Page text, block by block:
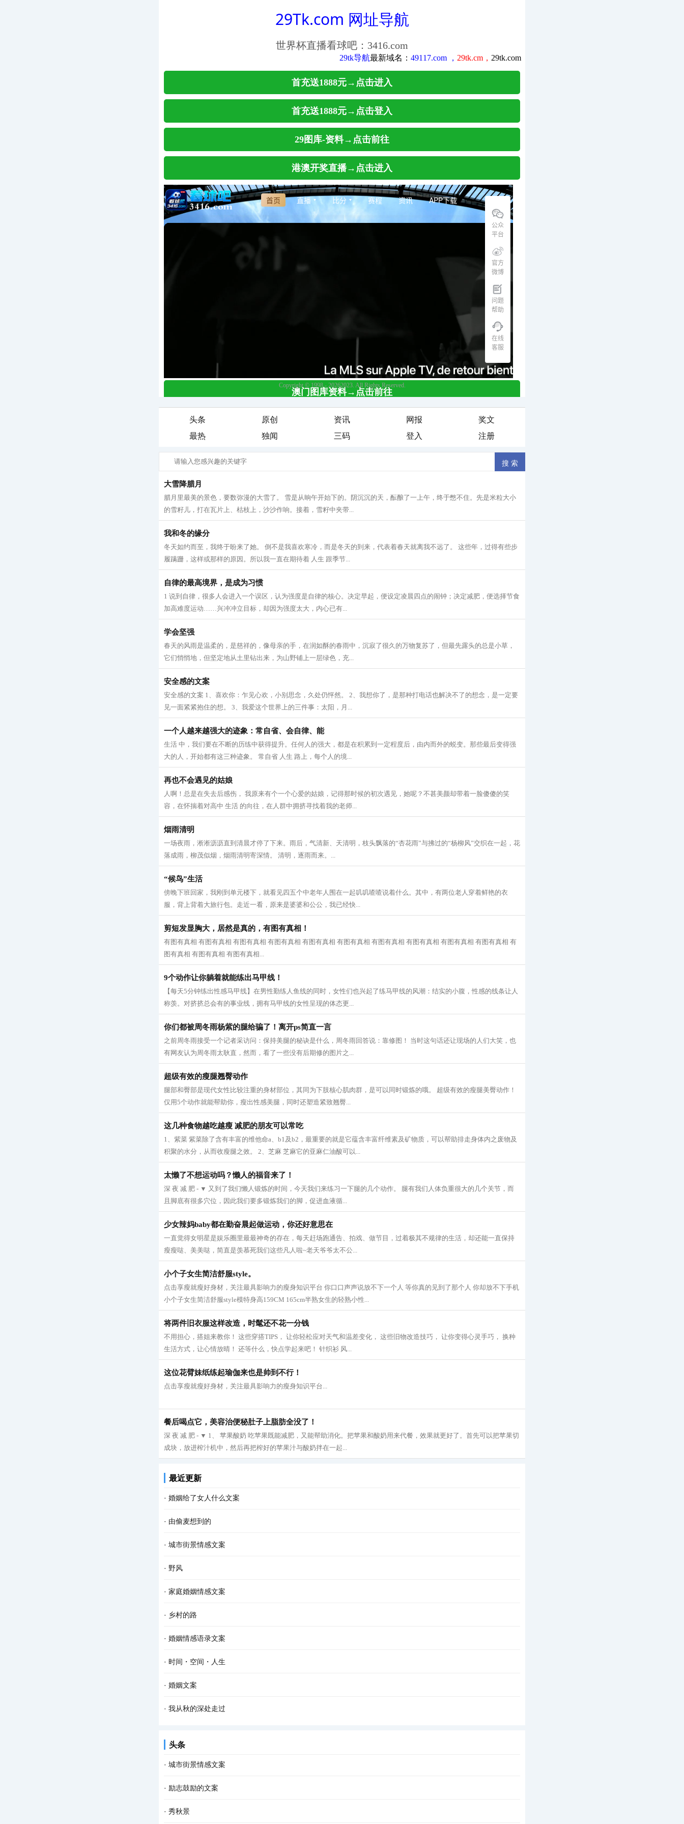
头条 原创 资讯 网报
奖文
最热
独闻 三码 登入 注册
大雪降腊月
腊月里最美的景色，要数弥漫的大雪了。 雪是从晌午开始下的。阴沉沉的天，酝酿了一上午，终于憋不住。先是米粒大小
的雪籽儿，打在瓦片上、枯枝上，沙沙作响。接着，雪籽中夹带...
我和冬的缘分
冬天如约而至，我终于盼来了她。 倒不是我喜欢寒冷，而是冬天的到来，代表着春天就离我不远了。 这些年，过得有些步
履蹒跚，这样或那样的原因。所以我一直在期待着 人生 跟季节...
自律的最高境界，是成为习惯
1 说到自律，很多人会进入一个误区，认为强度是自律的核心。决定早起，便设定凌晨四点的闹钟；决定减肥，便选择节食
加高难度运动……兴冲冲立目标，却因为强度太大，内心已有...
学会坚强
春天的风雨是温柔的，是慈祥的，像母亲的手，在润如酥的春雨中，沉寂了很久的万物复苏了，但最先露头的总是小草，
它们悄悄地，但坚定地从土里钻出来，为山野铺上一层绿色，充...
安全感的文案
安全感的文案 1、喜欢你：乍见心欢，小别思念，久处仍怦然。 2、我想你了，是那种打电话也解决不了的想念，是一定要
见一面紧紧抱住的想。 3、我爱这个世界上的三件事：太阳，月...
一个人越来越强大的迹象：常自省、会自律、能
生活 中，我们要在不断的历练中获得提升。任何人的强大，都是在积累到一定程度后，由内而外的蜕变。那些最后变得强
大的人，开始都有这三种迹象。 常自省 人生 路上，每个人的境...
再也不会遇见的姑娘
人啊！总是在失去后感伤， 我原来有个一个心爱的姑娘，记得那时候的初次遇见，她呢？不甚美颜却带着一脸傻傻的笑
容，在怀揣着对高中 生活 的向往，在人群中拥挤寻找着我的老师...
烟雨清明
一场夜雨，淅淅沥沥直到清晨才停了下来。雨后，气清新、天清明，枝头飘落的“杏花雨”与拂过的“杨柳风”交织在一起，花
落成雨，柳茂似烟，烟雨清明寄深情。 清明，逐雨而来。...
“候鸟”生活
傍晚下班回家，我刚到单元楼下，就看见四五个中老年人围在一起叽叽喳喳说着什么。其中，有两位老人穿着鲜艳的衣
服，背上背着大旅行包。走近一看，原来是婆婆和公公，我已经快...
剪短发显胸大，居然是真的，有图有真相！
有图有真相 有图有真相 有图有真相 有图有真相 有图有真相 有图有真相 有图有真相 有图有真相 有图有真相 有图有真相 有
图有真相 有图有真相 有图有真相...
9个动作让你躺着就能练出马甲线！
【每天5分钟练出性感马甲线】在男性勤练人鱼线的同时，女性们也兴起了练马甲线的风潮：结实的小腹，性感的线条让人
称羡。对挤挤总会有的事业线，拥有马甲线的女性呈现的体态更...
你们都被周冬雨杨紫的腿给骗了！离开ps简直一言
之前周冬雨接受一个记者采访问：保持美腿的秘诀是什么，周冬雨回答说：靠修图！ 当时这句话还让现场的人们大笑，也
有网友认为周冬雨太耿直，然而，看了一些没有后期修的图片之...
超级有效的瘦腿翘臀动作
腿部和臀部是现代女性比较注重的身材部位，其同为下肢核心肌肉群，是可以同时锻炼的哦。 超级有效的瘦腿美臀动作！
仅用5个动作就能帮助你，瘦出性感美腿，同时还塑造紧致翘臀...
这几种食物越吃越瘦 减肥的朋友可以常吃
1、紫菜 紫菜除了含有丰富的维他命a、b1及b2，最重要的就是它蕴含丰富纤维素及矿物质，可以帮助排走身体内之废物及
积聚的水分，从而收瘦腿之效。 2、芝麻 芝麻它的亚麻仁油酸可以...
太懒了不想运动吗？懒人的福音来了！
深 夜 减 肥 - ▼ 又到了我们懒人锻炼的时间，今天我们来练习一下腿的几个动作。 腿有我们人体负重很大的几个关节，而
且脚底有很多穴位，因此我们要多锻炼我们的脚，促进血液循...
少女辣妈baby都在勤奋晨起做运动，你还好意思在
一直觉得女明星是娱乐圈里最最神奇的存在，每天赶场跑通告、拍戏、做节目，过着极其不规律的生活，却还能一直保持
瘦瘦哒、美美哒，简直是羡慕死我们这些凡人啦~老天爷爷太不公...
小个子女生简洁舒服style。
点击享瘦就瘦好身材，关注最具影响力的瘦身知识平台 你口口声声说放不下一个人 等你真的见到了那个人 你却放不下手机
小个子女生简洁舒服style模特身高159CM 165cm半熟女生的轻熟小性...
将两件旧衣服这样改造，时髦还不花一分钱
不用担心，搭姐来教你！ 这些穿搭TIPS， 让你轻松应对天气和温差变化， 这些旧物改造技巧， 让你变得心灵手巧， 换种
生活方式，让心情放晴！ 还等什么，快点学起来吧！ 针织衫 风...
这位花臂妹纸练起瑜伽来也是帅到不行！
点击享瘦就瘦好身材，关注最具影响力的瘦身知识平台...
餐后喝点它，美容治便秘肚子上脂肪全没了！
深 夜 减 肥 - ▼ 1、 苹果酸奶 吃苹果既能减肥，又能帮助消化。把苹果和酸奶用来代餐，效果就更好了。首先可以把苹果切
成块，放进榨汁机中，然后再把榨好的苹果汁与酸奶拌在一起...
最近更新
· 婚姻给了女人什么文案
· 由偷麦想到的
· 城市街景情感文案
· 野风
· 家庭婚姻情感文案
· 乡村的路
· 婚姻情感语录文案
· 时间・空间・人生
· 婚姻文案
· 我从秋的深处走过
头条
· 城市街景情感文案
· 励志鼓励的文案
· 秀秋景